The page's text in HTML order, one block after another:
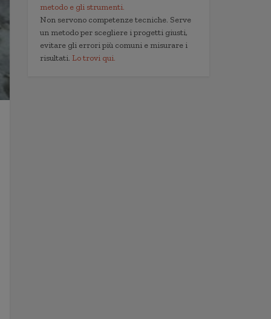
metodo e gli strumenti.
Non servono competenze tecniche. Serve
un metodo per scegliere i progetti giusti,
evitare gli errori più comuni e misurare i
risultati. Lo trovi qui.